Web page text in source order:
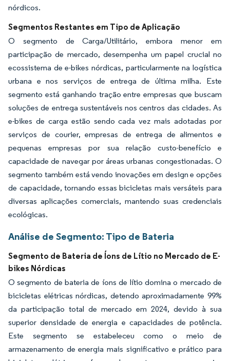
nórdicos.
Segmentos Restantes em Tipo de Aplicação
O segmento de Carga/Utilitário, embora menor em
participação de mercado, desempenha um papel crucial no
ecossistema de e-bikes nórdicas, particularmente na logística
urbana e nos serviços de entrega de última milha. Este
segmento está ganhando tração entre empresas que buscam
soluções de entrega sustentáveis nos centros das cidades. As
e-bikes de carga estão sendo cada vez mais adotadas por
serviços de courier, empresas de entrega de alimentos e
pequenas empresas por sua relação custo-benefício e
capacidade de navegar por áreas urbanas congestionadas. O
segmento também está vendo inovações em design e opções
de capacidade, tornando essas bicicletas mais versáteis para
diversas aplicações comerciais, mantendo suas credenciais
ecológicas.
Análise de Segmento: Tipo de Bateria
Segmento de Bateria de Íons de Lítio no Mercado de E-
bikes Nórdicas
O segmento de bateria de íons de lítio domina o mercado de
bicicletas elétricas nórdicas, detendo aproximadamente 99%
da participação total de mercado em 2024, devido à sua
superior densidade de energia e capacidades de potência.
Este segmento se estabeleceu como o meio de
armazenamento de energia mais significativo e prático para